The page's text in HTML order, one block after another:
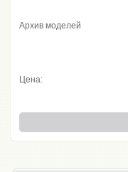
Архив моделей
Цена: